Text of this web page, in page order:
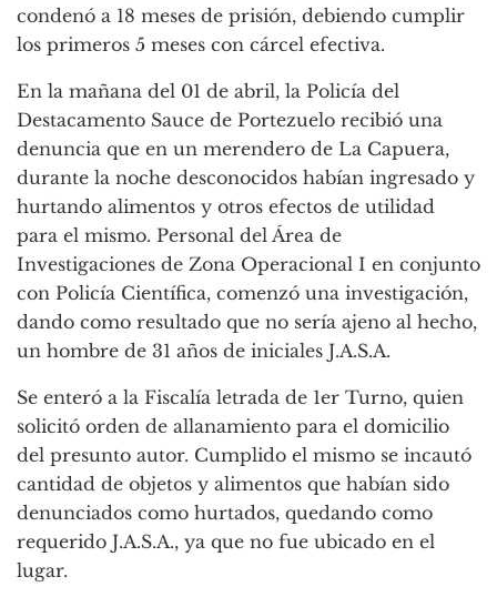
condenó a 18 meses de prisión, debiendo cumplir
los primeros 5 meses con cárcel efectiva.
En la mañana del 01 de abril, la Policía del
Destacamento Sauce de Portezuelo recibió una
denuncia que en un merendero de La Capuera,
durante la noche desconocidos habían ingresado y
hurtando alimentos y otros efectos de utilidad
para el mismo. Personal del Área de
Investigaciones de Zona Operacional I en conjunto
con Policía Científica, comenzó una investigación,
dando como resultado que no sería ajeno al hecho,
un hombre de 31 años de iniciales J.A.S.A.
Se enteró a la Fiscalía letrada de 1er Turno, quien
solicitó orden de allanamiento para el domicilio
del presunto autor. Cumplido el mismo se incautó
cantidad de objetos y alimentos que habían sido
denunciados como hurtados, quedando como
requerido J.A.S.A., ya que no fue ubicado en el
lugar.